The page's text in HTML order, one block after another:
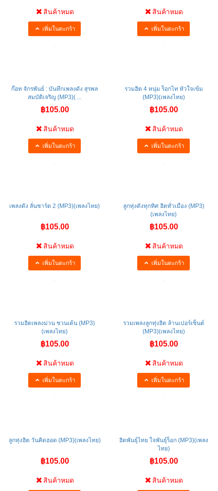
สินค้าหมด
เพิ่มในตะกร้า
สินค้าหมด
เพิ่มในตะกร้า
ก๊อท จักรพันธ์ : บันทึกเพลงดัง สุรพล
สมบัติเจริญ (MP3)( ...
฿105.00
สินค้าหมด
เพิ่มในตะกร้า
รวมฮิต 4 หนุ่ม ร็อกไท หัวใจเข้ม
(MP3)(เพลงไทย)
฿105.00
สินค้าหมด
เพิ่มในตะกร้า
เพลงดัง ลั่นชาร์ต 2 (MP3)(เพลงไทย)
฿105.00
สินค้าหมด
เพิ่มในตะกร้า
ลูกทุ่งดังทุกทิศ ฮิตทั่วเมือง (MP3)
(เพลงไทย)
฿105.00
สินค้าหมด
เพิ่มในตะกร้า
รวมฮิตเพลงม่วน ชวนเต้น (MP3)
(เพลงไทย)
฿105.00
สินค้าหมด
เพิ่มในตะกร้า
รวมเพลงลูกทุ่งฮิต ล้านเปอร์เซ็นต์
(MP3)(เพลงไทย)
฿105.00
สินค้าหมด
เพิ่มในตะกร้า
ลูกทุ่งฮิต วันคิดฮอด (MP3)(เพลงไทย)
฿105.00
สินค้าหมด
ฮิตพันธุ์ไทย ใจพันธุ์ร็อก (MP3)(เพลง
ไทย)
฿105.00
สินค้าหมด